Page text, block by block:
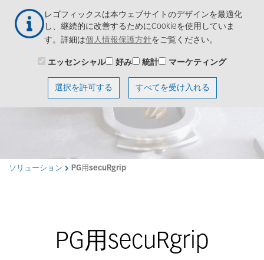
レゴフィックスは本ウェブサイトのデザインを最適化
し、継続的に改善するためにCookieを使用していま
す。詳細は個人情報保護方針をご覧ください。
エッセンシャル 好み 統計 マーケティング
選択を許可する すべてを受け入れる
ソリューション PG用secuRgrip
PG用secuRgrip